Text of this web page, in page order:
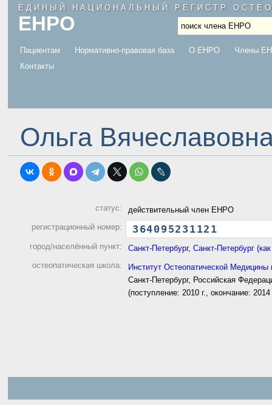
ЕДИНЫЙ НАЦИОНАЛЬНЫЙ РЕГИСТР
ЕНРО
Пациентам Нормативно-правовая база О ЕНРО
Члены
Контакты
Ольга
статус:
действительный член ЕНРО
регистрационный номер:
3640952 3112 1
город/населённый пункт: Санкт-Петербург, Санкт-Петербург
остеопатическая школа:
Институт Остеопатической
Санкт-Петербург, Российская
(поступление: 2010 г., окончание: 2014